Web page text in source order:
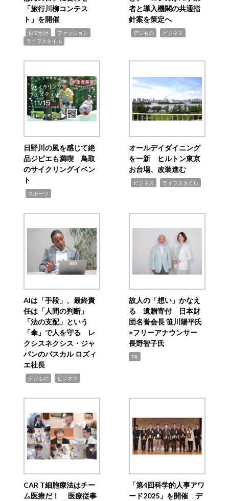
「旅行川柳コンテス
ト」を開催
おでかけ ファッション
ライフスタイル
者と導入機関の共通指
針案を策定へ
デジもの ビジネス
日野川の風を感じて絶
品ジビエも満喫 鳥取
のサイクリングイベン
ト
スポーツ
オールデイダイニング
を一新 ヒルトン東京
お台場、改装進む
ビジネス ライフスタイル
AIは「手段」、最終責
任は「人間の判断」
「法の支配」という
「傘」で人を守る レ
クシスネクシス・ジャ
パンのパスカル ロズィ
エ社長
デジもの ビジネス
故人の「想い」かなえ
る 遺贈寄付 日本財
団名誉会長 笹川陽平氏
×フリーアナウンサー
長野智子氏
PR
CAR T細胞療法はチー
ム医療だ！ 医療従事
「第4回科学的人事アワ
ード2025」を開催 デ